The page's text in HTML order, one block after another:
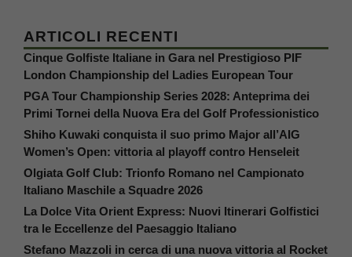
ARTICOLI RECENTI
Cinque Golfiste Italiane in Gara nel Prestigioso PIF
London Championship del Ladies European Tour
PGA Tour Championship Series 2028: Anteprima dei
Primi Tornei della Nuova Era del Golf Professionistico
Shiho Kuwaki conquista il suo primo Major all’AIG
Women’s Open: vittoria al playoff contro Henseleit
Olgiata Golf Club: Trionfo Romano nel Campionato
Italiano Maschile a Squadre 2026
La Dolce Vita Orient Express: Nuovi Itinerari Golfistici
tra le Eccellenze del Paesaggio Italiano
Stefano Mazzoli in cerca di una nuova vittoria al Rocket